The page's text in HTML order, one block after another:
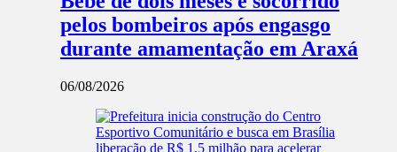
pelos bombeiros após engasgo
durante amamentação em Araxá
06/08/2026